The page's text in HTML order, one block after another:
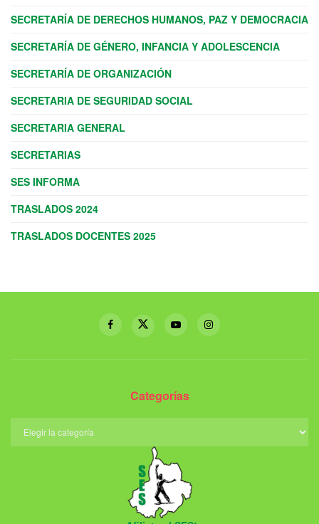
SECRETARÍA DE DERECHOS HUMANOS, PAZ Y DEMOCRACIA
SECRETARÍA DE GÉNERO, INFANCIA Y ADOLESCENCIA
SECRETARÍA DE ORGANIZACIÓN
SECRETARIA DE SEGURIDAD SOCIAL
SECRETARIA GENERAL
SECRETARIAS
SES INFORMA
TRASLADOS 2024
TRASLADOS DOCENTES 2025
Categorías